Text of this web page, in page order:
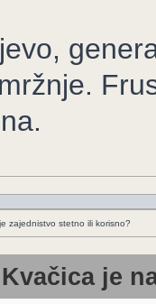
zajednistvo stetno ili korisno?
Kvačica je